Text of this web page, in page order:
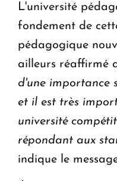
L'université
fondement de
pédagogique
ailleurs réaffirmé
d'une importance
et il est très
université
répondant aux
indique le